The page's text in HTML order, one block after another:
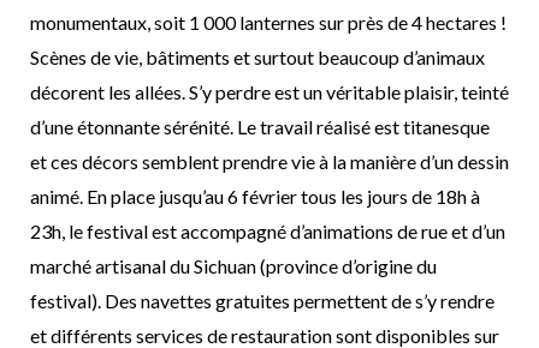
monumentaux, soit 1 000 lanternes sur près de 4 hectares !
Scènes de vie, bâtiments et surtout beaucoup d’animaux
décorent les allées. S’y perdre est un véritable plaisir, teinté
d’une étonnante sérénité. Le travail réalisé est titanesque
et ces décors semblent prendre vie à la manière d’un dessin
animé. En place jusqu’au 6 février tous les jours de 18h à
23h, le festival est accompagné d’animations de rue et d’un
marché artisanal du Sichuan (province d’origine du
festival). Des navettes gratuites permettent de s’y rendre
et différents services de restauration sont disponibles sur